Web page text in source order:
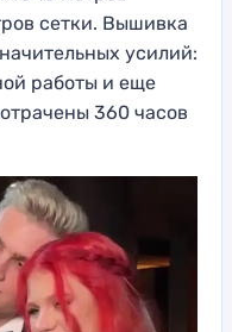
сетки. Вышивка
усилий:
работы и еще
360 часов